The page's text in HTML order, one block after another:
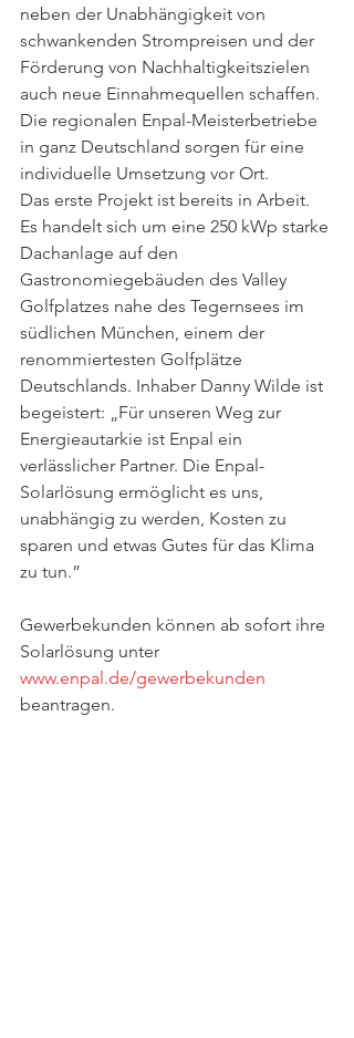
neben der Unabhängigkeit von
schwankenden Strompreisen und der
Förderung von Nachhaltigkeitszielen
auch neue Einnahmequellen schaffen.
Die regionalen Enpal-Meisterbetriebe
in ganz Deutschland sorgen für eine
individuelle Umsetzung vor Ort.
Das erste Projekt ist bereits in Arbeit.
Es handelt sich um eine 250 kWp starke
Dachanlage auf den
Gastronomiegebäuden des Valley
Golfplatzes nahe des Tegernsees im
südlichen München, einem der
renommiertesten Golfplätze
Deutschlands. Inhaber Danny Wilde ist
begeistert: „Für unseren Weg zur
Energieautarkie ist Enpal ein
verlässlicher Partner. Die Enpal-
Solarlösung ermöglicht es uns,
unabhängig zu werden, Kosten zu
sparen und etwas Gutes für das Klima
zu tun.”
Gewerbekunden können ab sofort ihre
Solarlösung unter
www.enpal.de/gewerbekunden
beantragen.